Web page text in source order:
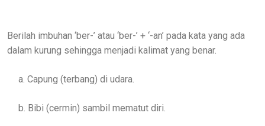
Berilah imbuhan ‘ber-’ atau ‘ber-’ + ‘-an’ pada kata yang ada
dalam kurung sehingga menjadi kalimat yang benar.
a. Capung (terbang) di udara.
b. Bibi (cermin) sambil mematut diri.